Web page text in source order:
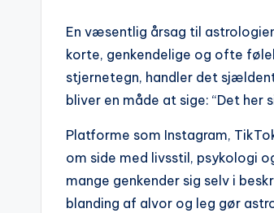
En væsentlig årsag til
korte, genkendelige og ofte
stjernetegn, handler det
bliver en måde at sige: “Det her
Platforme som Instagram,
om side med livsstil, psykologi
mange genkender sig selv i
blanding af alvor og leg gør